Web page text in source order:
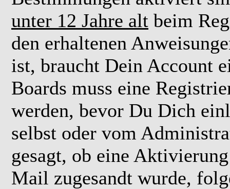
unter 12 Jahre alt beim
den erhaltenen
ist, braucht Dein Account
Boards muss eine
werden, bevor Du Dich
selbst oder vom
gesagt, ob eine
Mail zugesandt wurde,